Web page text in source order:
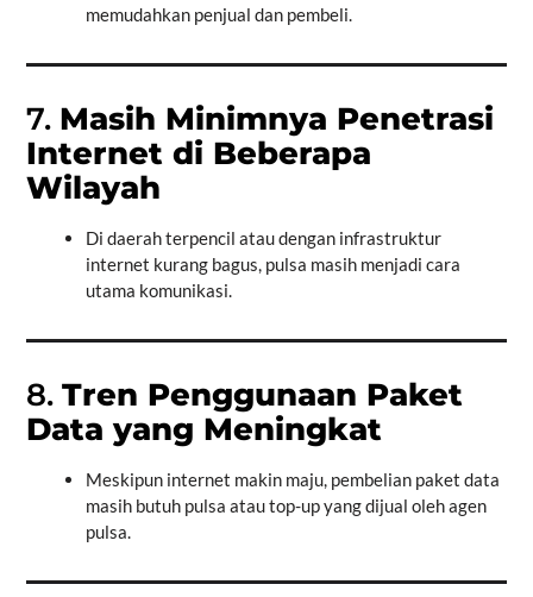
memudahkan penjual dan pembeli.
7. Masih Minimnya Penetrasi
Internet di Beberapa
Wilayah
Di daerah terpencil atau dengan infrastruktur
internet kurang bagus, pulsa masih menjadi cara
utama komunikasi.
8. Tren Penggunaan Paket
Data yang Meningkat
Meskipun internet makin maju, pembelian paket data
masih butuh pulsa atau top-up yang dijual oleh agen
pulsa.